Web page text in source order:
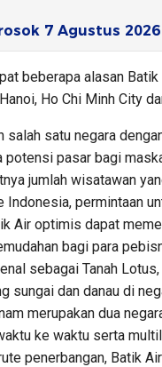
7 Agustus 2026
beberapa alasan
Ho Chi Minh City
salah satu negara
potensi pasar bagi
jumlah wisatawan
Indonesia, permintaan
Air optimis dapat
bagi para
sebagai Tanah
sungai dan danau di
merupakan dua
ke waktu serta
penerbangan, Batik